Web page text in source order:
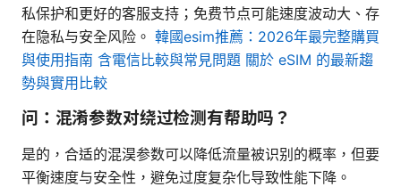
私保护和更好的客服支持；免费节点可能速度波动大、存
在隐私与安全风险。 韓國esim推薦：2026年最完整購買
與使用指南 含電信比較與常見問題 關於 eSIM 的最新趨
勢與實用比較
问：混淆参数对绕过检测有帮助吗？
是的，合适的混淏参数可以降低流量被识别的概率，但要
平衡速度与安全性，避免过度复杂化导致性能下降。